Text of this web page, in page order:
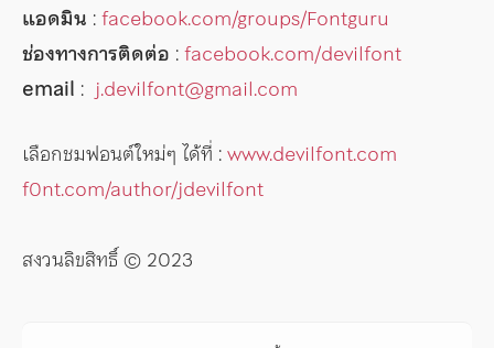
แอดมิน :facebook.com/groups/Fontguru
ช่องทางการติดต่อ :facebook.com/devilfont
email : j.devilfont@gmail.com
เลือกชมฟอนต์ใหม่ๆ ได้ที่ :www.devilfont.com
f0nt.com/author/jdevilfont
สงวนลิขสิทธิ์ © 2023